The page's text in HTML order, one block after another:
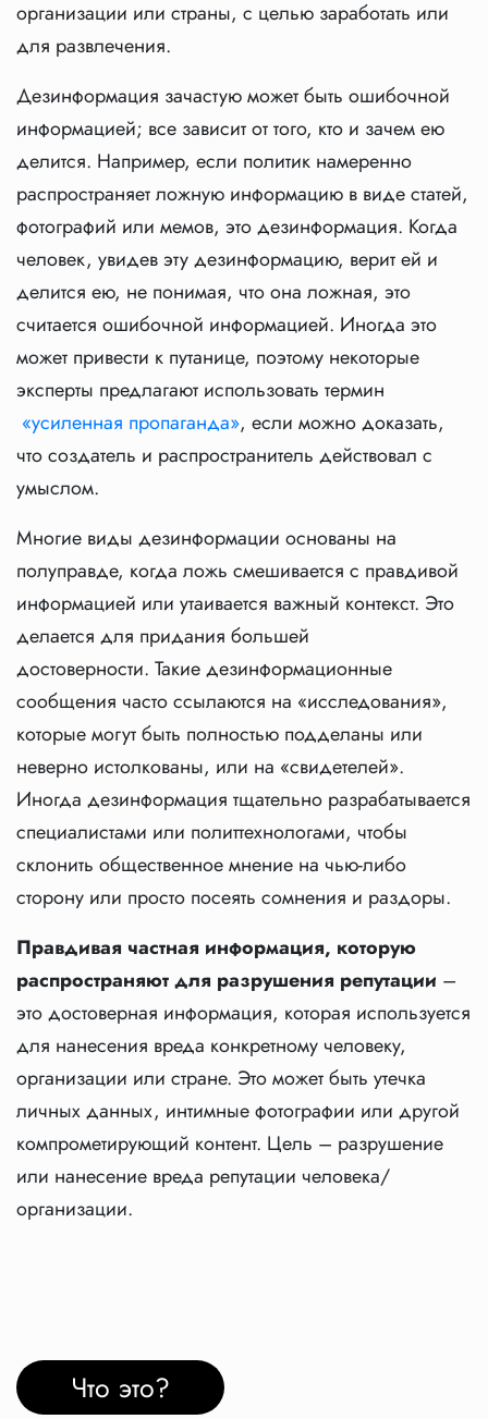
организации или страны, с целью заработать или
для развлечения.
Дезинформация зачастую может быть ошибочной
информацией; все зависит от того, кто и зачем ею
делится. Например, если политик намеренно
распространяет ложную информацию в виде статей,
фотографий или мемов, это дезинформация. Когда
человек, увидев эту дезинформацию, верит ей и
делится ею, не понимая, что она ложная, это
считается ошибочной информацией. Иногда это
может привести к путанице, поэтому некоторые
эксперты предлагают использовать термин
«усиленная пропаганда», если можно доказать,
что создатель и распространитель действовал с
умыслом.
Многие виды дезинформации основаны на
полуправде, когда ложь смешивается с правдивой
информацией или утаивается важный контекст. Это
делается для придания большей
достоверности. Такие дезинформационные
сообщения часто ссылаются на «исследования»,
которые могут быть полностью подделаны или
неверно истолкованы, или на «свидетелей».
Иногда дезинформация тщательно разрабатывается
специалистами или политтехнологами, чтобы
склонить общественное мнение на чью-либо
сторону или просто посеять сомнения и раздоры.
Правдивая частная информация, которую
распространяют для разрушения репутации –
это достоверная информация, которая используется
для нанесения вреда конкретному человеку,
организации или стране. Это может быть утечка
личных данных, интимные фотографии или другой
компрометирующий контент. Цель – разрушение
или нанесение вреда репутации человека/
организации.
Что это?